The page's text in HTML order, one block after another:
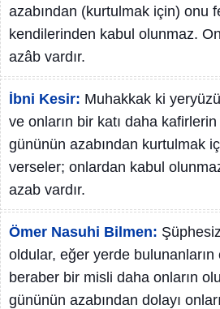
azabından (kurtulmak için) onu
kendilerinden kabul olunmaz.
azâb vardır.
İbni Kesir: Muhakkak ki
ve onların bir katı daha
gününün azabından kurtulmak
verseler; onlardan kabul
azab vardır.
Ömer Nasuhi Bilmen:
oldular, eğer yerde
beraber bir misli daha onların
gününün azabından dolayı